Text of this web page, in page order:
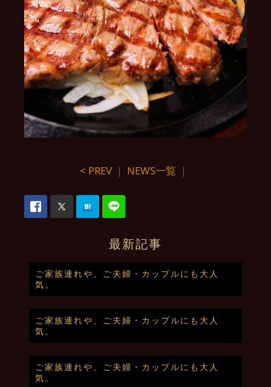
< PREV ｜ NEWS一覧 ｜
最新記事
ご家族連れや、ご夫婦・カップルにも大人
気。
ご家族連れや、ご夫婦・カップルにも大人
気。
ご家族連れや、ご夫婦・カップルにも大人
気。